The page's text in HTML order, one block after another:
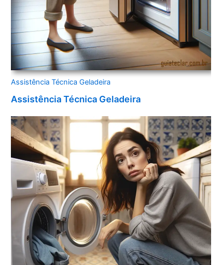
Assistência Técnica Geladeira
Assistência Técnica Geladeira